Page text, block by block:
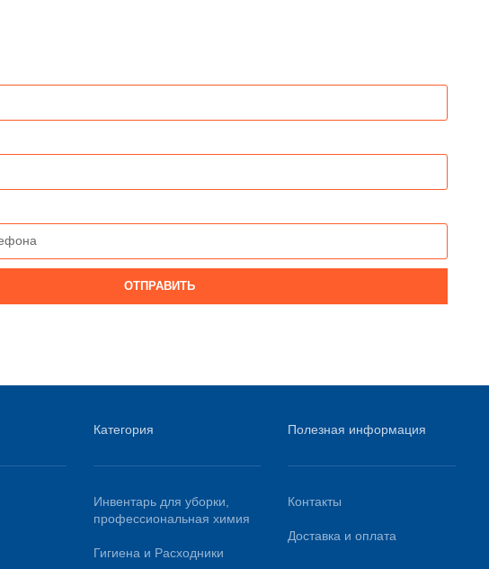
ОТПРАВИТЬ
Категория
Инвентарь для уборки,
профессиональная химия
Гигиена и Расходники
Полезная информация
Контакты
Доставка и оплата